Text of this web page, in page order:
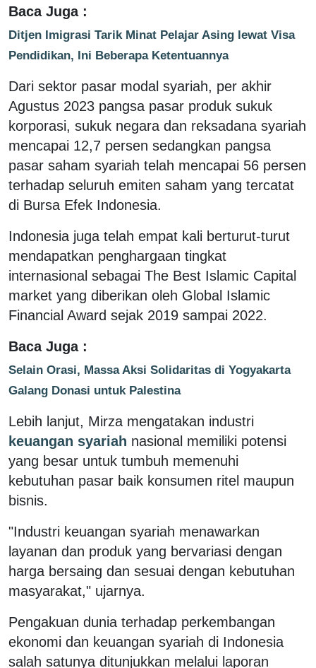
Baca Juga :
Ditjen Imigrasi Tarik Minat Pelajar Asing lewat Visa
Pendidikan, Ini Beberapa Ketentuannya
Dari sektor pasar modal syariah, per akhir
Agustus 2023 pangsa pasar produk sukuk
korporasi, sukuk negara dan reksadana syariah
mencapai 12,7 persen sedangkan pangsa
pasar saham syariah telah mencapai 56 persen
terhadap seluruh emiten saham yang tercatat
di Bursa Efek Indonesia.
Indonesia juga telah empat kali berturut-turut
mendapatkan penghargaan tingkat
internasional sebagai The Best Islamic Capital
market yang diberikan oleh Global Islamic
Financial Award sejak 2019 sampai 2022.
Baca Juga :
Selain Orasi, Massa Aksi Solidaritas di Yogyakarta
Galang Donasi untuk Palestina
Lebih lanjut, Mirza mengatakan industri
keuangan syariah nasional memiliki potensi
yang besar untuk tumbuh memenuhi
kebutuhan pasar baik konsumen ritel maupun
bisnis.
"Industri keuangan syariah menawarkan
layanan dan produk yang bervariasi dengan
harga bersaing dan sesuai dengan kebutuhan
masyarakat," ujarnya.
Pengakuan dunia terhadap perkembangan
ekonomi dan keuangan syariah di Indonesia
salah satunya ditunjukkan melalui laporan